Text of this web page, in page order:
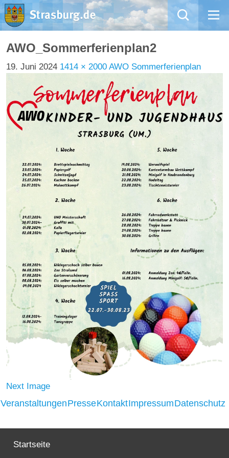
Mängelmeldung
Aktuelles
Rathaus
Natur – Kultur – Tourismus
Willkommen in Strasburg (Uckermark)
Strasburger Ehrenamtspreis „SBG“
Welcome to Strasburg (Uckermark)
Ласкаво просимо до Штрасбурга (Уккермарк)
مرحبًا بكم في شتراسبورغ (أوكرمارك)
Bine ați venit în Strasburg (Uckermark)
Online-Bewerbungen
AWO_Sommerferienplan2
19. Juni 2024 1414 × 2000 AWO Sommerferienplan
Next Image
VeranstaltungenPresseKontaktImpressumDatenschutz
Startseite